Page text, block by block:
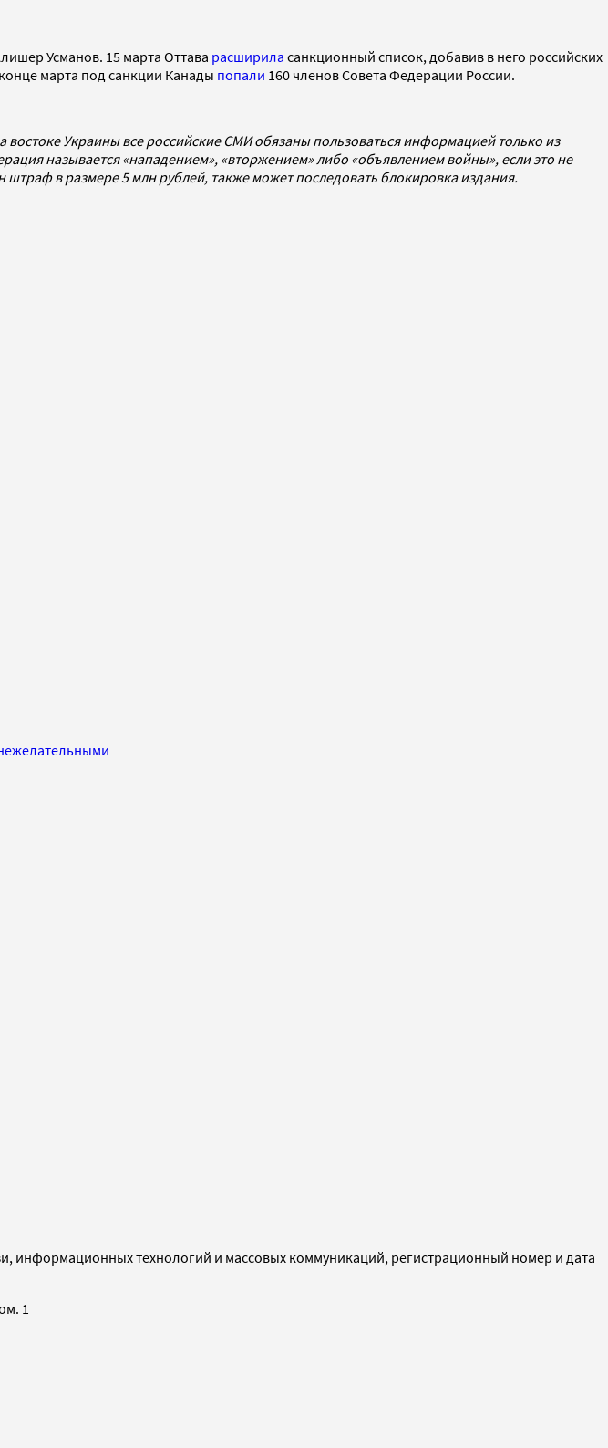
Усманов. 15 марта Оттава расширила санкционный список, добавив в него российских
марта под санкции Канады попали 160 членов Совета Федерации России.
Украины все российские СМИ обязаны пользоваться информацией только из
называется «нападением», «вторжением» либо «объявлением войны», если это не
в размере 5 млн рублей, также может последовать блокировка издания.
информационных технологий и массовых коммуникаций, регистрационный номер и дата
1